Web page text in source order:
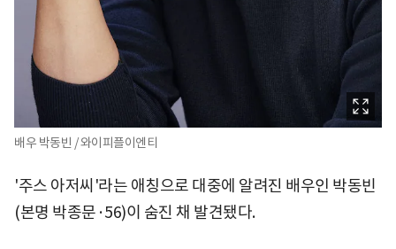
배우 박동빈 / 와이피플이엔티
'주스 아저씨'라는 애칭으로 대중에 알려진 배우인 박동빈
(본명 박종문·56)이 숨진 채 발견됐다.